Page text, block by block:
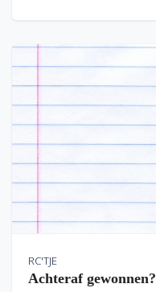
RC'TJE
Achteraf gewonnen?